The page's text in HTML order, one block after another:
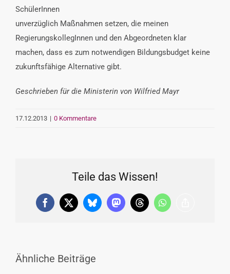
SchülerInnen
unverzüglich Maßnahmen setzen, die meinen
RegierungskollegInnen und den Abgeordneten klar
machen, dass es zum notwendigen Bildungsbudget keine
zukunftsfähige Alternative gibt.
Geschrieben für die Ministerin von Wilfried Mayr
17.12.2013 | 0 Kommentare
Teile das Wissen!
Facebook
X BlueskyMastodonThreadsWhatsApp
Ähnliche Beiträge